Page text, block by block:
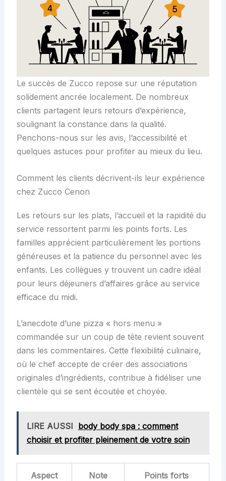
Le succès de Zucco repose sur une réputation
solidement ancrée localement. De nombreux
clients partagent leurs retours d’expérience,
soulignant la constance dans la qualité.
Penchons-nous sur les avis, l’accessibilité et
quelques astuces pour profiter au mieux du lieu.
Comment les clients décrivent-ils leur expérience
chez Zucco Cenon
Les retours sur les plats, l’accueil et la rapidité du
service ressortent parmi les points forts. Les
familles apprécient particulièrement les portions
généreuses et la patience du personnel avec les
enfants. Les collègues y trouvent un cadre idéal
pour leurs déjeuners d’affaires grâce au service
efficace du midi.
L’anecdote d’une pizza « hors menu »
commandée sur un coup de tête revient souvent
dans les commentaires. Cette flexibilité culinaire,
où le chef accepte de créer des associations
originales d’ingrédients, contribue à fidéliser une
clientèle qui se sent écoutée et choyée.
LIRE AUSSI body body spa : comment
choisir et profiter pleinement de votre soin
Aspect
Note
Points forts